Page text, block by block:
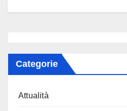
Categorie
Attualità